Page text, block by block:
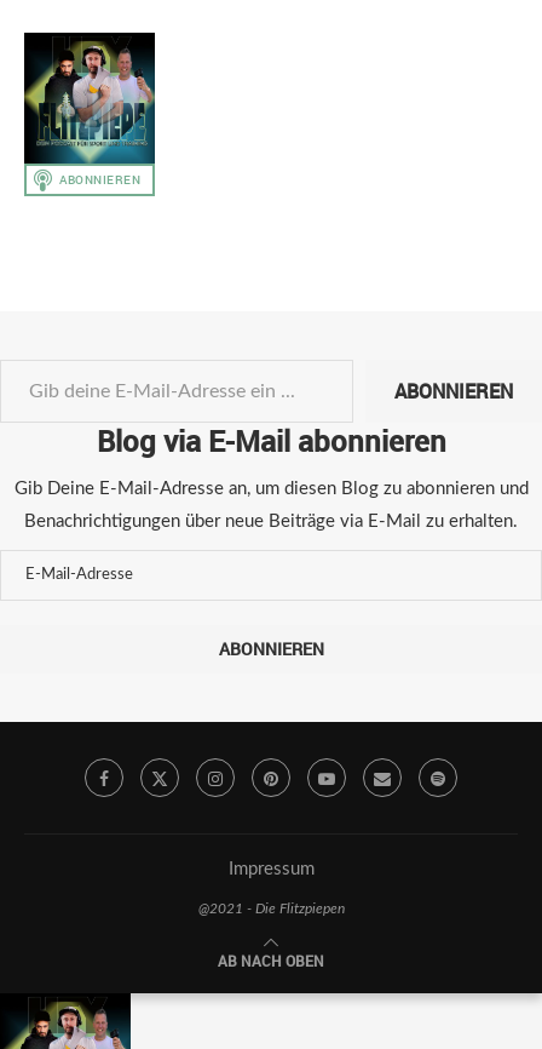
ABONNIEREN
Blog via E-Mail abonnieren
Gib Deine E-Mail-Adresse an, um diesen Blog zu abonnieren und
Benachrichtigungen über neue Beiträge via E-Mail zu erhalten.
ABONNIEREN
Impressum
@2021 - Die Flitzpiepen
AB NACH OBEN